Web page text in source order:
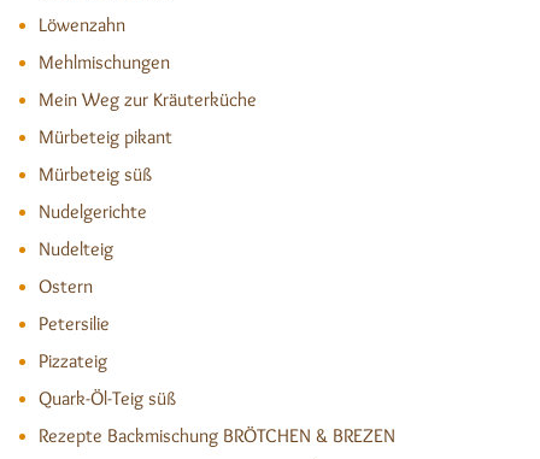
Löwenzahn
Mehlmischungen
Mein Weg zur Kräuterküche
Mürbeteig pikant
Mürbeteig süß
Nudelgerichte
Nudelteig
Ostern
Petersilie
Pizzateig
Quark-Öl-Teig süß
Rezepte Backmischung BRÖTCHEN & BREZEN